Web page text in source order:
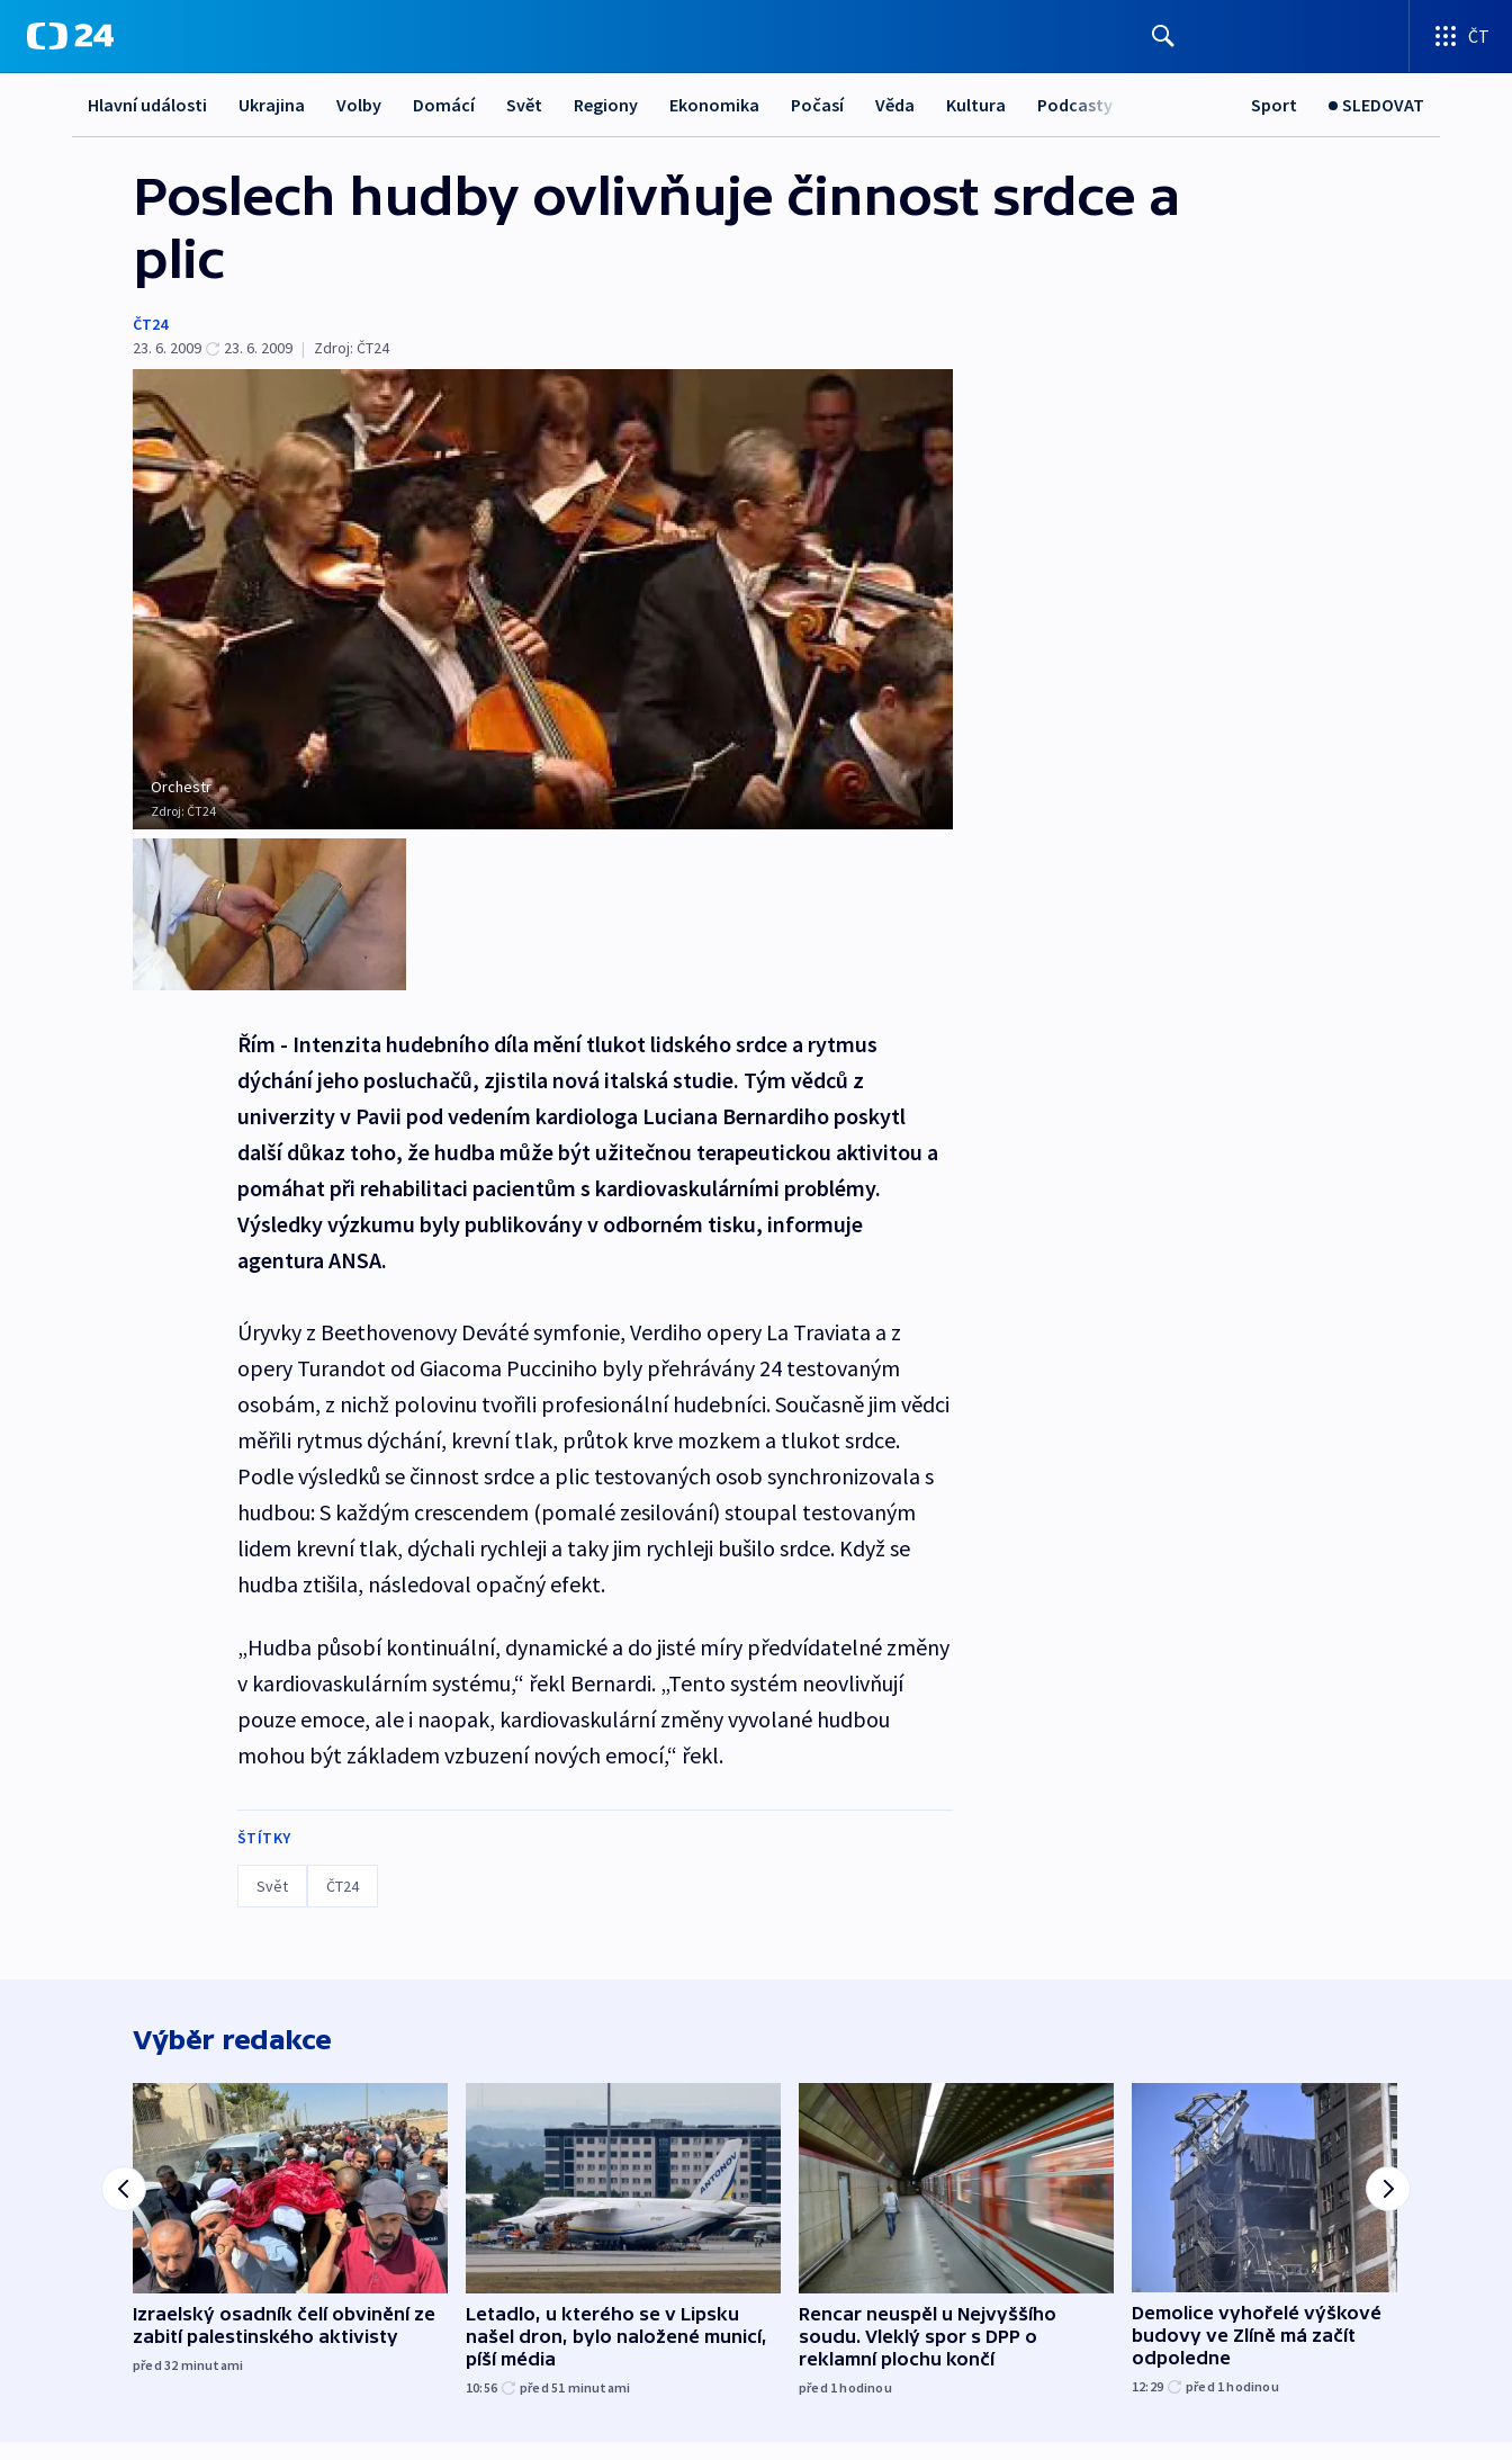
ČT
Hlavní události Ukrajina Volby Domácí Svět Regiony Ekonomika Počasí Věda Kultura Podcasty Sport SLEDOVAT
Poslech hudby ovlivňuje činnost srdce a
plic
ČT24
23. 6. 2009
23. 6. 2009 | Zdroj: ČT24
Orchestr
Zdroj: ČT24
Řím - Intenzita hudebního díla mění tlukot lidského srdce a rytmus
dýchání jeho posluchačů, zjistila nová italská studie. Tým vědců z
univerzity v Pavii pod vedením kardiologa Luciana Bernardiho poskytl
další důkaz toho, že hudba může být užitečnou terapeutickou aktivitou a
pomáhat při rehabilitaci pacientům s kardiovaskulárními problémy.
Výsledky výzkumu byly publikovány v odborném tisku, informuje
agentura ANSA.
Úryvky z Beethovenovy Deváté symfonie, Verdiho opery La Traviata a z
opery Turandot od Giacoma Pucciniho byly přehrávány 24 testovaným
osobám, z nichž polovinu tvořili profesionální hudebníci. Současně jim vědci
měřili rytmus dýchání, krevní tlak, průtok krve mozkem a tlukot srdce.
Podle výsledků se činnost srdce a plic testovaných osob synchronizovala s
hudbou: S každým crescendem (pomalé zesilování) stoupal testovaným
lidem krevní tlak, dýchali rychleji a taky jim rychleji bušilo srdce. Když se
hudba ztišila, následoval opačný efekt.
„Hudba působí kontinuální, dynamické a do jisté míry předvídatelné změny
v kardiovaskulárním systému,“ řekl Bernardi. „Tento systém neovlivňují
pouze emoce, ale i naopak, kardiovaskulární změny vyvolané hudbou
mohou být základem vzbuzení nových emocí,“ řekl.
ŠTÍTKY
Svět ČT24
Výběr redakce
Izraelský osadník čelí obvinění ze
zabití palestinského aktivisty
před 32 minutami
Letadlo, u kterého se v Lipsku
našel dron, bylo naložené municí,
píší média
10:56 před 51 minutami
Rencar neuspěl u Nejvyššího
soudu. Vleklý spor s DPP o
reklamní plochu končí
před 1hodinou
Demolice vyhořelé výškové
budovy ve Zlíně má začít
odpoledne
12:29 před 1hodinou